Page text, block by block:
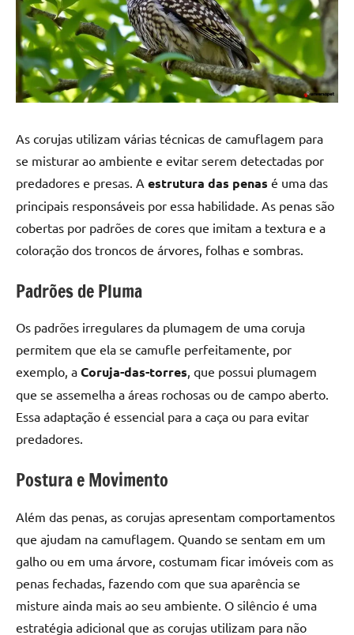
As corujas utilizam várias técnicas de camuflagem para
se misturar ao ambiente e evitar serem detectadas por
predadores e presas. A estrutura das penas é uma das
principais responsáveis por essa habilidade. As penas são
cobertas por padrões de cores que imitam a textura e a
coloração dos troncos de árvores, folhas e sombras.
Padrões de Pluma
Os padrões irregulares da plumagem de uma coruja
permitem que ela se camufle perfeitamente, por
exemplo, a Coruja-das-torres, que possui plumagem
que se assemelha a áreas rochosas ou de campo aberto.
Essa adaptação é essencial para a caça ou para evitar
predadores.
Postura e Movimento
Além das penas, as corujas apresentam comportamentos
que ajudam na camuflagem. Quando se sentam em um
galho ou em uma árvore, costumam ficar imóveis com as
penas fechadas, fazendo com que sua aparência se
misture ainda mais ao seu ambiente. O silêncio é uma
estratégia adicional que as corujas utilizam para não